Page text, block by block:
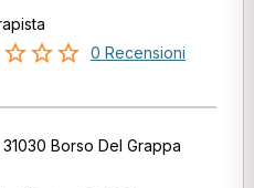
0 Recensioni
Borso Del Grappa